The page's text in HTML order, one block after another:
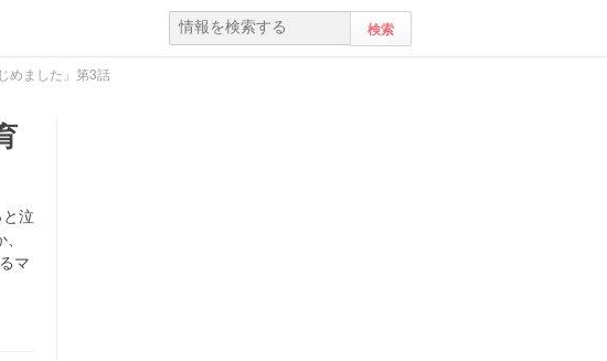
めました」第3話
泣
マ